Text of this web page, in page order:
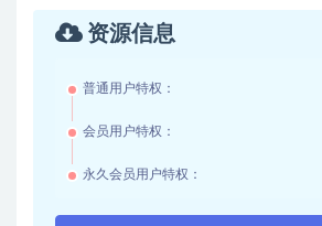
资源信息
普通用户特权：
会员用户特权：
永久会员用户特权：